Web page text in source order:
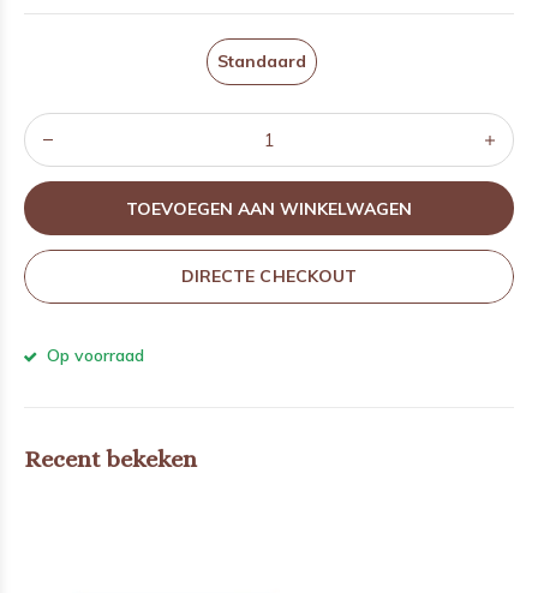
Standaard
TOEVOEGEN AAN WINKELWAGEN
DIRECTE CHECKOUT
Op voorraad
Recent bekeken